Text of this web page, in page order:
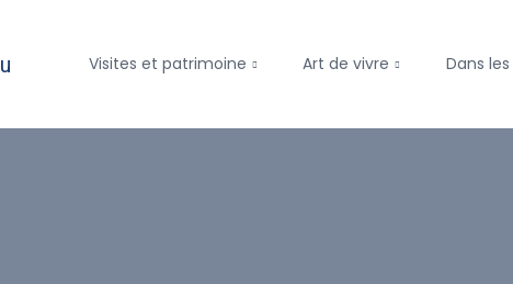
Visites et patrimoine Art de vivre Dans